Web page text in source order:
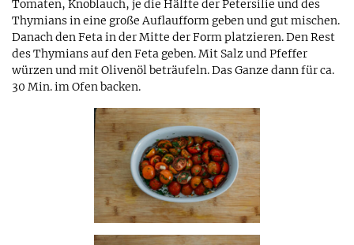
Tomaten, Knoblauch, je die Hälfte der Petersilie und des
Thymians in eine große Auflaufform geben und gut mischen.
Danach den Feta in der Mitte der Form platzieren. Den Rest
des Thymians auf den Feta geben. Mit Salz und Pfeffer
würzen und mit Olivenöl beträufeln. Das Ganze dann für ca.
30 Min. im Ofen backen.